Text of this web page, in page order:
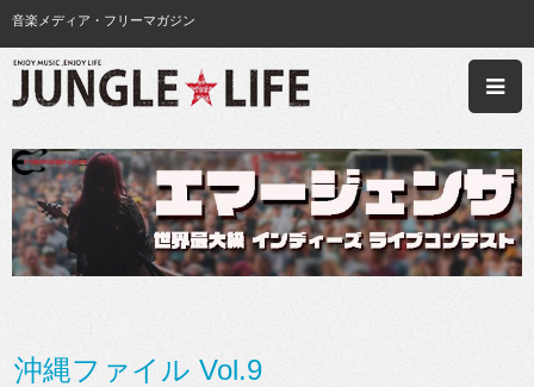
音楽メディア・フリーマガジン
沖縄ファイル Vol.9